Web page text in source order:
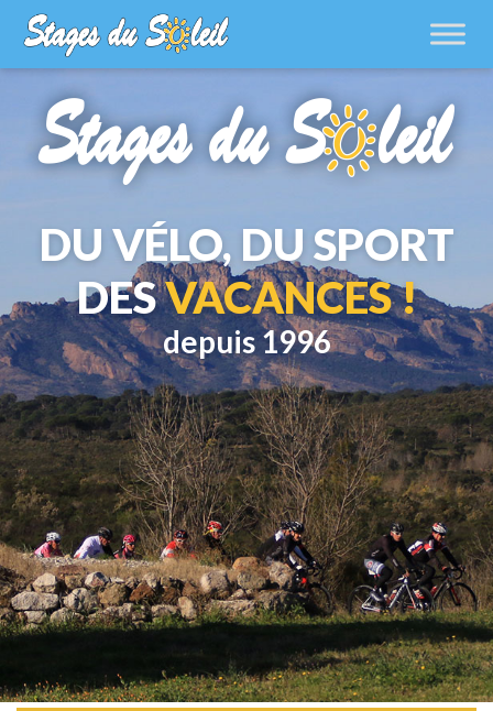
DU VÉLO, DU SPORT
DESVACANCES !
depuis 1996